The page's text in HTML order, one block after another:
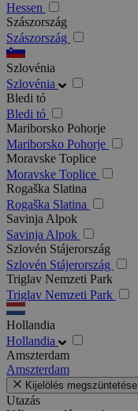
Hessen
Szászország
Szászország
Szlovénia
Szlovénia
Bledi tó
Bledi tó
Mariborsko Pohorje
Mariborsko Pohorje
Moravske Toplice
Moravske Toplice
Rogaška Slatina
Rogaška Slatina
Savinja Alpok
Savinja Alpok
Szlovén Stájerország
Szlovén Stájerország
Triglav Nemzeti Park
Triglav Nemzeti Park
Hollandia
Hollandia
Amszterdam
Amszterdam
Kijelölés megszüntetése
Utazás